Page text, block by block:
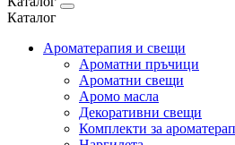
Каталог
Ароматерапия и свещи
Ароматни пръчици
Ароматни свещи
Аромо масла
Декоративни свещи
Комплекти за